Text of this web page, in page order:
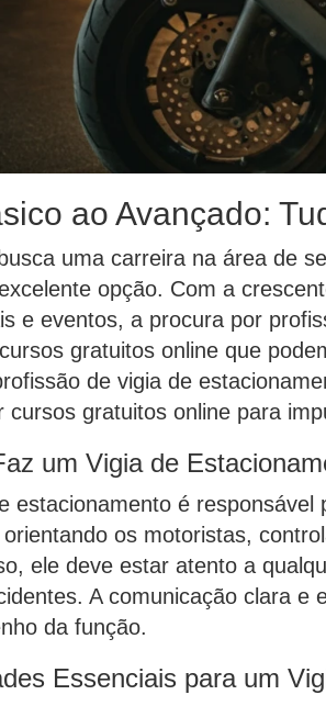
ao Avançado:
uma carreira na área de
opção. Com a
e eventos, a procura por
gratuitos online que
de vigia de
cursos gratuitos online para
um Vigia de
estacionamento é
os motoristas,
ele deve estar atento a
A comunicação clara e
da função.
Essenciais para um